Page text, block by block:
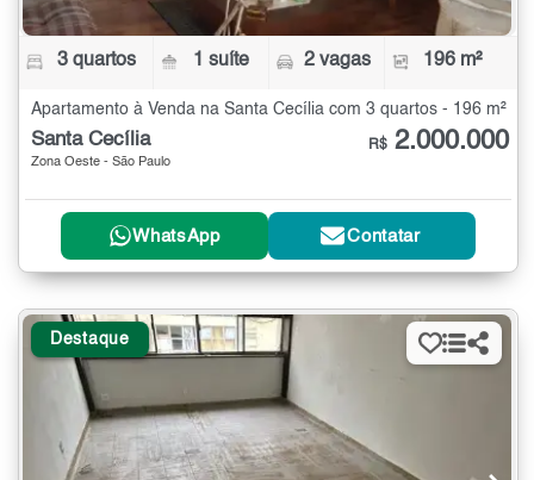
3 quartos 1 suíte 2 vagas 196 m²
Apartamento à Venda na Santa Cecília com 3 quartos - 196 m²
Santa Cecília
Zona Oeste - São Paulo
R$ 2.000.000
WhatsApp Contatar
Destaque